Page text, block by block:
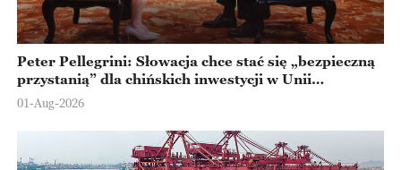
Peter Pellegrini: Słowacja chce stać się „bezpieczną
przystanią” dla chińskich inwestycji w Unii
Europejskiej
01-Aug-2026